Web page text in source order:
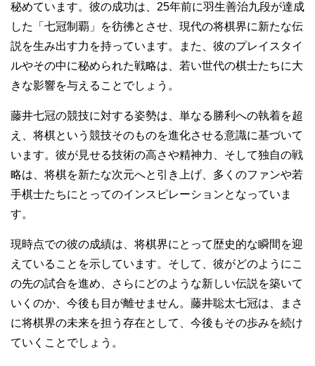
秘めています。彼の成功は、25年前に羽生善治九段が達成
した「七冠制覇」を彷彿とさせ、現代の将棋界に新たな伝
説を生み出す力を持っています。また、彼のプレイスタイ
ルやその中に秘められた戦略は、若い世代の棋士たちに大
きな影響を与えることでしょう。
藤井七冠の競技に対する姿勢は、単なる勝利への執着を超
え、将棋という競技そのものを進化させる意識に基づいて
います。彼が見せる技術の高さや精神力、そして独自の戦
略は、将棋を新たな次元へと引き上げ、多くのファンや若
手棋士たちにとってのインスピレーションとなっていま
す。
現時点での彼の成績は、将棋界にとって歴史的な瞬間を迎
えていることを示しています。そして、彼がどのようにこ
の先の試合を進め、さらにどのような新しい伝説を築いて
いくのか、今後も目が離せません。藤井聡太七冠は、まさ
に将棋界の未来を担う存在として、今後もその歩みを続け
ていくことでしょう。